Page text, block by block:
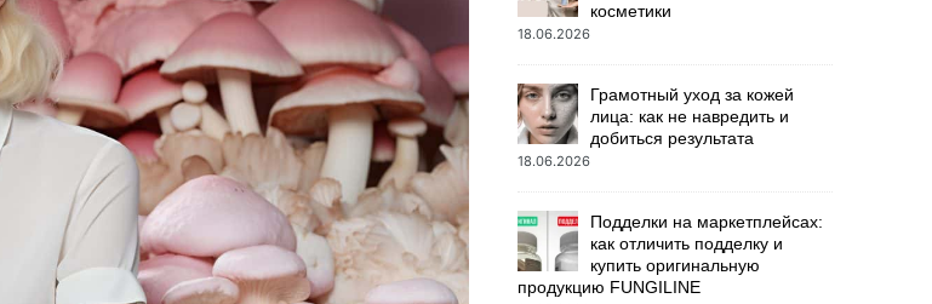
косметики
18.06.2026
Грамотный уход за кожей
лица: как не навредить и
добиться результата
18.06.2026
Подделки на маркетплейсах:
как отличить подделку и
купить оригинальную
продукцию FUNGILINE